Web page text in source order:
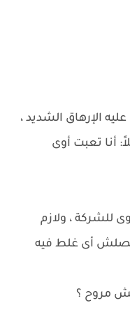
الإرهاق الشديد ،
أنا تعبت أوى
للشركة ، ولازم
أى غلط فيه
مروح ؟